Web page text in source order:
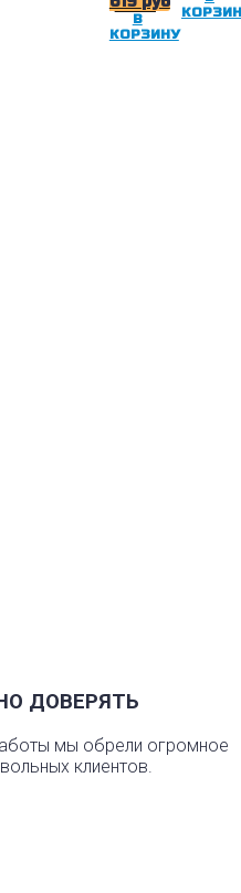
220В
В
КОРЗИНУ
ДОВЕРЯТЬ
мы обрели огромное
клиентов.